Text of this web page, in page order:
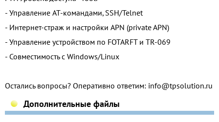
- Управление AT-командами, SSH/Telnet
- Интернет-страж и настройки APN (private APN)
- Управление устройством по FOTARFT и TR-069
- Совместимость с Windows/Linux
Остались вопросы? Оперативно ответим: info@tpsolution.ru
Дополнительные файлы